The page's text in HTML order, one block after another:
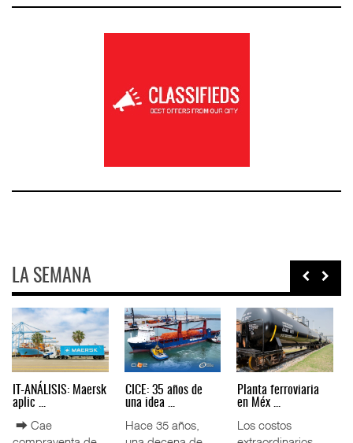
LA SEMANA
AMANAC, treinta y
nueve a ...
La transformación
TMAZ eleva 77%
movimiento ...
La Terminal
EE.UU. plantea
nuevas res ...
La Administración